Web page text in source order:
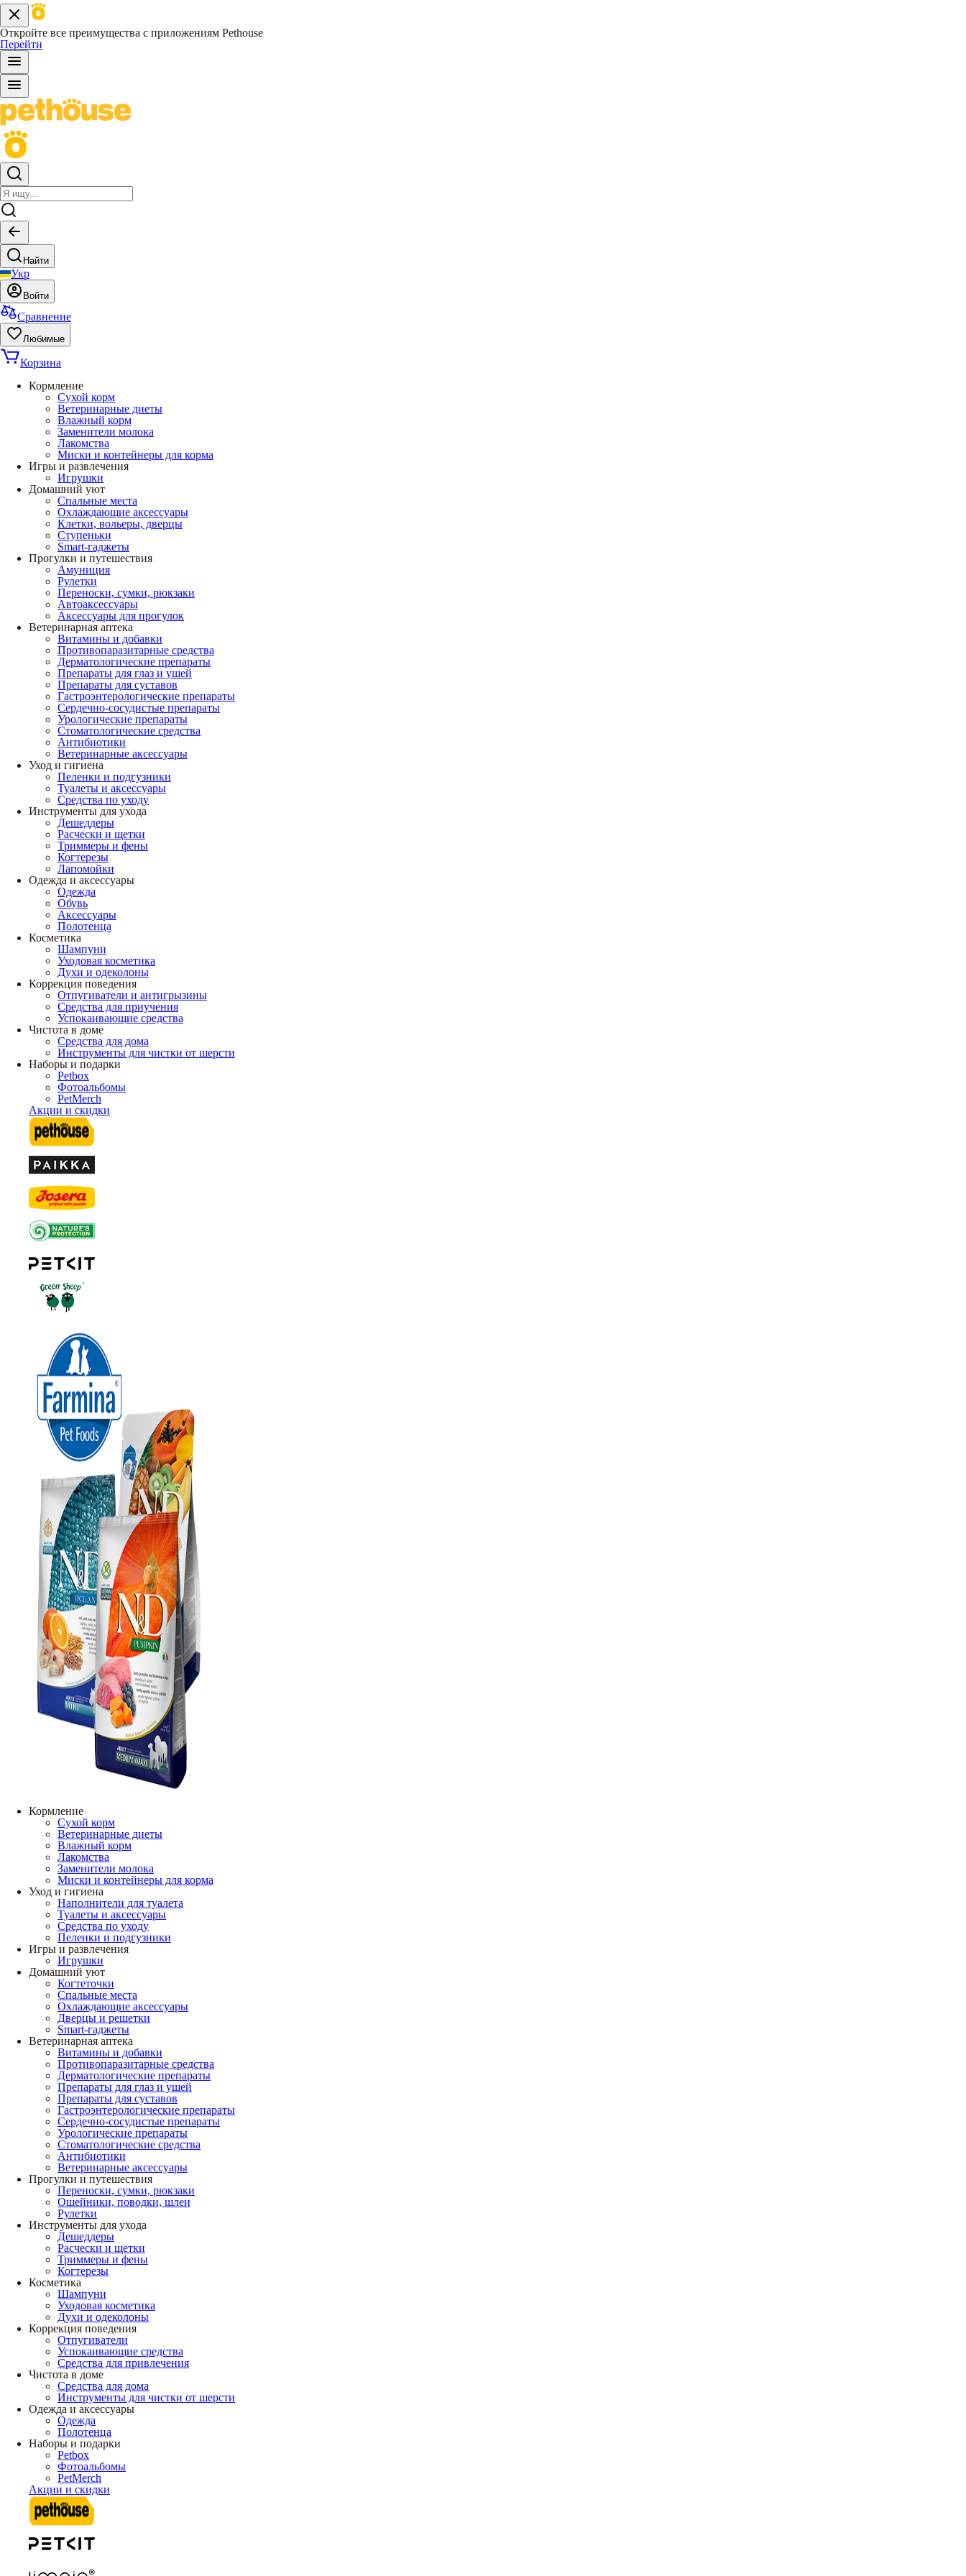
Откройте все преимущества с приложениям Pethouse
Перейти
Найти
Укр
Войти
Сравнение
Любимые
Корзина
Кормление
Сухой корм
Ветеринарные диеты
Влажный корм
Заменители молока
Лакомства
Миски и контейнеры для корма
Игры и развлечения
Игрушки
Домашний уют
Спальные места
Охлаждающие аксессуары
Клетки, вольеры, дверцы
Ступеньки
Smart-гаджеты
Прогулки и путешествия
Амуниция
Рулетки
Переноски, сумки, рюкзаки
Автоаксессуары
Аксессуары для прогулок
Ветеринарная аптека
Витамины и добавки
Противопаразитарные средства
Дерматологические препараты
Препараты для глаз и ушей
Препараты для суставов
Гастроэнтерологические препараты
Сердечно-сосудистые препараты
Урологические препараты
Стоматологические средства
Антибиотики
Ветеринарные аксессуары
Уход и гигиена
Пеленки и подгузники
Туалеты и аксессуары
Средства по уходу
Инструменты для ухода
Дешеддеры
Расчески и щетки
Триммеры и фены
Когтерезы
Лапомойки
Одежда и аксессуары
Одежда
Обувь
Аксессуары
Полотенца
Косметика
Шампуни
Уходовая косметика
Духи и одеколоны
Коррекция поведения
Отпугиватели и антигрызины
Средства для приучения
Успокаивающие средства
Чистота в доме
Средства для дома
Инструменты для чистки от шерсти
Наборы и подарки
Petbox
Фотоальбомы
PetMerch
Акции и скидки
Кормление
Сухой корм
Ветеринарные диеты
Влажный корм
Лакомства
Заменители молока
Миски и контейнеры для корма
Уход и гигиена
Наполнители для туалета
Туалеты и аксессуары
Средства по уходу
Пеленки и подгузники
Игры и развлечения
Игрушки
Домашний уют
Когтеточки
Спальные места
Охлаждающие аксессуары
Дверцы и решетки
Smart-гаджеты
Ветеринарная аптека
Витамины и добавки
Противопаразитарные средства
Дерматологические препараты
Препараты для глаз и ушей
Препараты для суставов
Гастроэнтерологические препараты
Сердечно-сосудистые препараты
Урологические препараты
Стоматологические средства
Антибиотики
Ветеринарные аксессуары
Прогулки и путешествия
Переноски, сумки, рюкзаки
Ошейники, поводки, шлеи
Рулетки
Инструменты для ухода
Дешеддеры
Расчески и щетки
Триммеры и фены
Когтерезы
Косметика
Шампуни
Уходовая косметика
Духи и одеколоны
Коррекция поведения
Отпугиватели
Успокаивающие средства
Средства для привлечения
Чистота в доме
Средства для дома
Инструменты для чистки от шерсти
Одежда и аксессуары
Одежда
Полотенца
Наборы и подарки
Petbox
Фотоальбомы
PetMerch
Акции и скидки